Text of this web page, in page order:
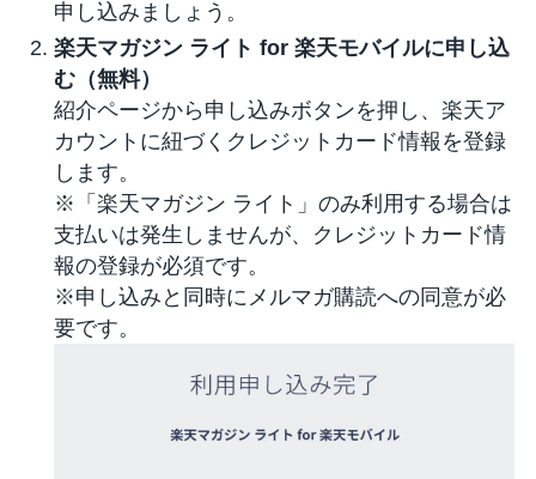
申し込みましょう。
楽天マガジン ライト for 楽天モバイルに申し込
む（無料）
紹介ページから申し込みボタンを押し、楽天ア
カウントに紐づくクレジットカード情報を登録
します。
※「楽天マガジン ライト」のみ利用する場合は
支払いは発生しませんが、クレジットカード情
報の登録が必須です。
※申し込みと同時にメルマガ購読への同意が必
要です。